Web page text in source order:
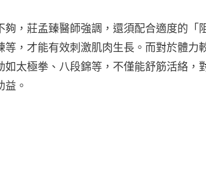
夠，莊孟臻醫師強調，還須配合適度的「
等，才能有效刺激肌肉生長。而對於體力
如太極拳、八段錦等，不僅能舒筋活絡，
益。